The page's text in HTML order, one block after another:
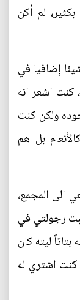
لم أكن
إضافيا في
كنت اشعر انه
ولكن كنت
بل هم
الى المجمع،
رجولتي في
ليته كان
اشتري له